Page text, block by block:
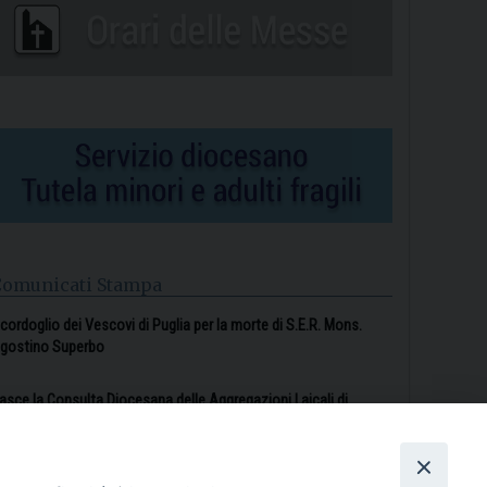
Stampa
Il cordoglio dei Vescovi di Puglia per la morte di S.E.R. Mons.
Superbo
la Consulta Diocesana delle Aggregazioni Laicali di